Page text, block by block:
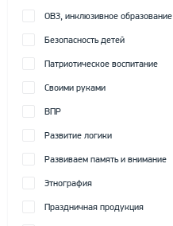
ОВЗ, инклюзивное образование
Безопасность детей
Патриотическое воспитание
Своими руками
ВПР
Развитие логики
Развиваем память и внимание
Этнография
Праздничная продукция